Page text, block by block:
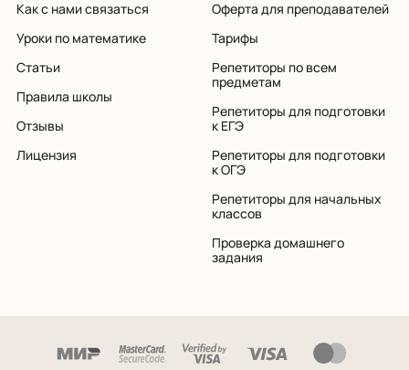
Как с нами связаться
Уроки по математике
Статьи
Правила школы
Отзывы
Лицензия
Оферта для преподавателей
Тарифы
Репетиторы по всем
предметам
Репетиторы для подготовки
к ЕГЭ
Репетиторы для подготовки
к ОГЭ
Репетиторы для начальных
классов
Проверка домашнего
задания